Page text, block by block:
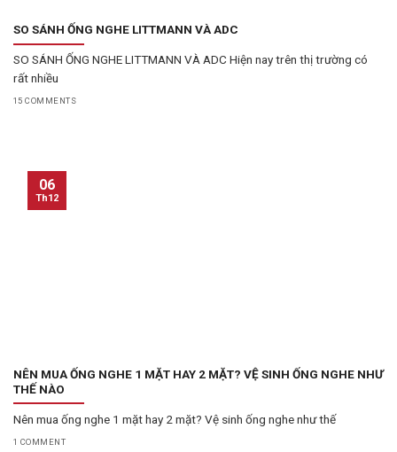
SO SÁNH ỐNG NGHE LITTMANN VÀ ADC
SO SÁNH ỐNG NGHE LITTMANN VÀ ADC Hiện nay trên thị trường có
rất nhiều
15 COMMENTS
NÊN MUA ỐNG NGHE 1 MẶT HAY 2 MẶT? VỆ SINH ỐNG NGHE NHƯ
THẾ NÀO
Nên mua ống nghe 1 mặt hay 2 mặt? Vệ sinh ống nghe như thế
1 COMMENT
06
Th12